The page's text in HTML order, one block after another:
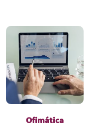
Ofimática